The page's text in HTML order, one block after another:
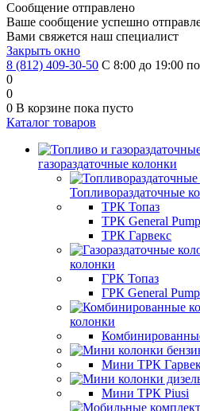
Сообщение отправлено
Ваше сообщение успешно
Вами свяжется наш специалист
Закрыть окно
8 (812) 409-30-50 С 8:00 до 19:00
0
0
0 В корзине пока пусто
Каталог товаров
газораздаточные колонки
Топливораздаточные
ТРК Топаз
ТРК General
ТРК Гарвекс
колонки
ГРК Топаз
ГРК General
колонки
Мини ТРК
Мини ТРК Piusi